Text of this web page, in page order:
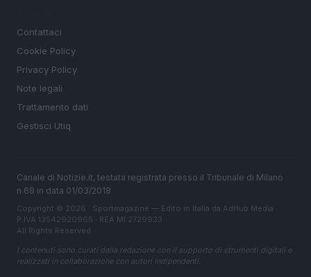
Contattaci
Cookie Policy
Privacy Policy
Note legali
Trattamento dati
Gestisci Utiq
Canale di Notizie.it, testata registrata presso il Tribunale di Milano
n.68 in data 01/03/2018
Copyright © 2026 · Sportmagazine — Edito in Italia da AdHub Media
P.IVA 13542920965 · REA MI 2729933
All Rights Reserved
I contenuti sono curati dalla redazione con il supporto di strumenti digitali e
realizzati in collaborazione con autori indipendenti.